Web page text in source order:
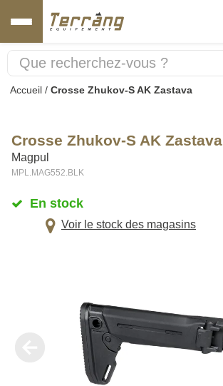
Accueil / Crosse Zhukov-S AK Zastava
Crosse Zhukov-S AK Zastava
Magpul
MPL.MAG552.BLK
En stock
Voir le stock des magasins